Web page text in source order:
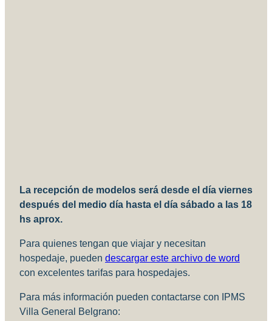
La recepción de modelos será desde el día viernes
después del medio día hasta el día sábado a las 18
hs aprox.
Para quienes tengan que viajar y necesitan
hospedaje, pueden descargar este archivo de word
con excelentes tarifas para hospedajes.
Para más información pueden contactarse con IPMS
Villa General Belgrano: